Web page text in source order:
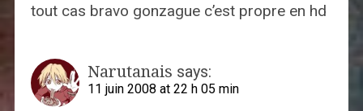
tout cas bravo gonzague c’est propre en hd
Narutanais says:
11 juin 2008 at 22 h 05 min